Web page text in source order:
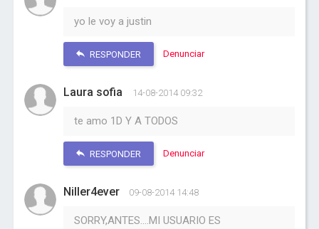
yo le voy a justin
RESPONDER Denunciar
Laura sofia 14-08-2014 09:32
te amo 1D Y A TODOS
RESPONDER Denunciar
Niller4ever 09-08-2014 14:48
SORRY,ANTES....MI USUARIO ES